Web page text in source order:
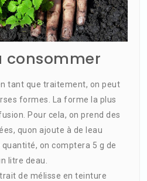
consommer
tant que traitement, on peut
formes. La forme la plus
Pour cela, on prend des
quon ajoute à de leau
on comptera 5 g de
litre deau.
de mélisse en teinture